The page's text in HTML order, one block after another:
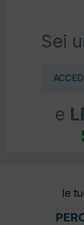
Sei
e
le